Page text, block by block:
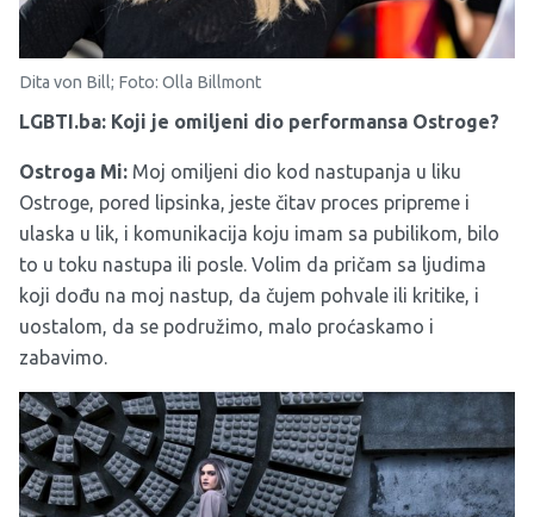
Dita von Bill; Foto: Olla Billmont
LGBTI.ba: Koji je omiljeni dio performansa Ostroge?
Ostroga Mi: Moj omiljeni dio kod nastupanja u liku
Ostroge, pored lipsinka, jeste čitav proces pripreme i
ulaska u lik, i komunikacija koju imam sa pubilikom, bilo
to u toku nastupa ili posle. Volim da pričam sa ljudima
koji dođu na moj nastup, da čujem pohvale ili kritike, i
uostalom, da se podružimo, malo proćaskamo i
zabavimo.